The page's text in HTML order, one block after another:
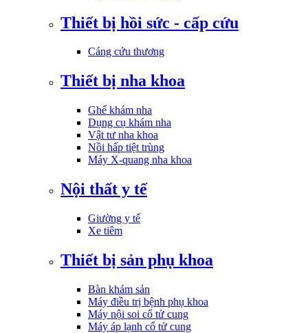
Thiết bị hồi sức - cấp cứu
Cáng cứu thương
Thiết bị nha khoa
Ghế khám nha
Dụng cụ khám nha
Vật tư nha khoa
Nồi hấp tiệt trùng
Máy X-quang nha khoa
Nội thất y tế
Giường y tế
Xe tiêm
Thiết bị sản phụ khoa
Bàn khám sản
Máy điều trị bệnh phụ khoa
Máy nội soi cổ tử cung
Máy áp lạnh cổ tử cung